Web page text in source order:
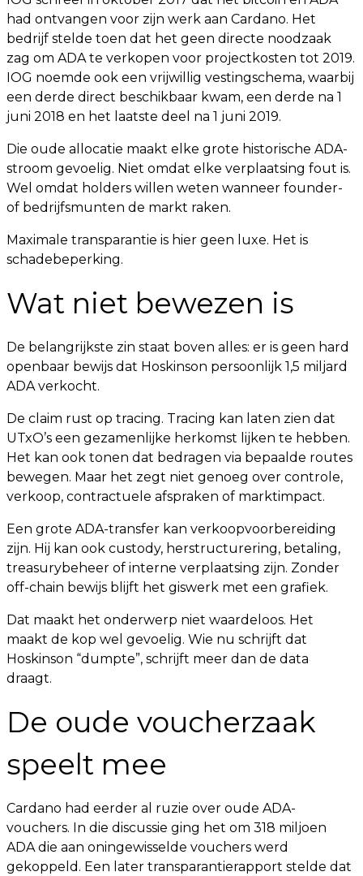
had ontvangen voor zijn werk aan Cardano. Het
bedrijf stelde toen dat het geen directe noodzaak
zag om ADA te verkopen voor projectkosten tot 2019.
IOG noemde ook een vrijwillig vestingschema, waarbij
een derde direct beschikbaar kwam, een derde na 1
juni 2018 en het laatste deel na 1 juni 2019.
Die oude allocatie maakt elke grote historische ADA-
stroom gevoelig. Niet omdat elke verplaatsing fout is.
Wel omdat holders willen weten wanneer founder-
of bedrijfsmunten de markt raken.
Maximale transparantie is hier geen luxe. Het is
schadebeperking.
Wat niet bewezen is
De belangrijkste zin staat boven alles: er is geen hard
openbaar bewijs dat Hoskinson persoonlijk 1,5 miljard
ADA verkocht.
De claim rust op tracing. Tracing kan laten zien dat
UTxO’s een gezamenlijke herkomst lijken te hebben.
Het kan ook tonen dat bedragen via bepaalde routes
bewegen. Maar het zegt niet genoeg over controle,
verkoop, contractuele afspraken of marktimpact.
Een grote ADA-transfer kan verkoopvoorbereiding
zijn. Hij kan ook custody, herstructurering, betaling,
treasurybeheer of interne verplaatsing zijn. Zonder
off-chain bewijs blijft het giswerk met een grafiek.
Dat maakt het onderwerp niet waardeloos. Het
maakt de kop wel gevoelig. Wie nu schrijft dat
Hoskinson “dumpte”, schrijft meer dan de data
draagt.
De oude voucherzaak
speelt mee
Cardano had eerder al ruzie over oude ADA-
vouchers. In die discussie ging het om 318 miljoen
ADA die aan oningewisselde vouchers werd
gekoppeld. Een later transparantierapport stelde dat